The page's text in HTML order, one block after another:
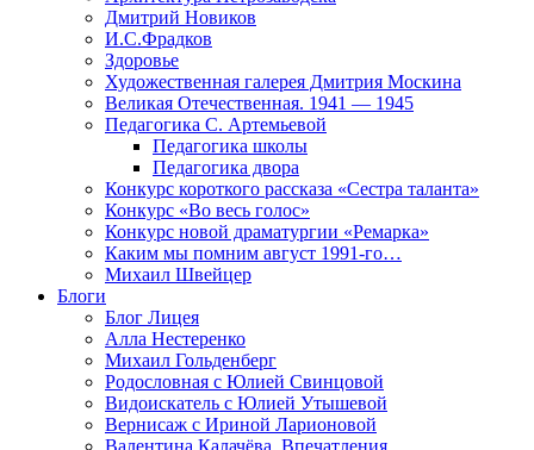
Дмитрий Новиков
И.С.Фрадков
Здоровье
Художественная галерея Дмитрия Москина
Великая Отечественная. 1941 — 1945
Педагогика С. Артемьевой
Педагогика школы
Педагогика двора
Конкурс короткого рассказа «Сестра таланта»
Конкурс «Во весь голос»
Конкурс новой драматургии «Ремарка»
Каким мы помним август 1991-го…
Михаил Швейцер
Блоги
Блог Лицея
Алла Нестеренко
Михаил Гольденберг
Родословная с Юлией Свинцовой
Видоискатель с Юлией Утышевой
Вернисаж с Ириной Ларионовой